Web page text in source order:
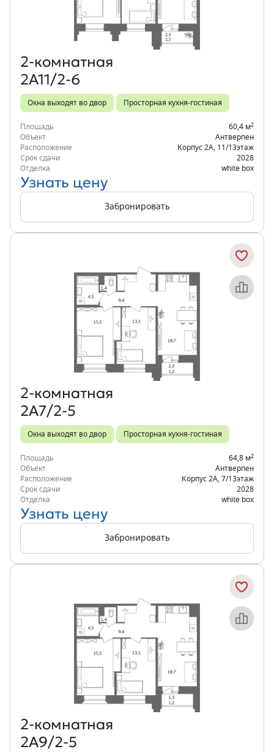
2‑комнатная
2А11/2-6
Окна выходят во двор Просторная кухня-гостиная
Площадь 60,4 м2
Объект
Антверпен
Расположение
Корпус 2А 11/13этаж
Срок сдачи
2028
Отделка
white box
Узнать цену
Забронировать
Объект месяца
2‑комнатная
2А7/2-5
Окна выходят во двор Просторная кухня-гостиная
Площадь 64,8 м2
Объект
Антверпен
Расположение
Корпус 2А 7/13этаж
Срок сдачи
2028
Отделка
white box
Узнать цену
Забронировать
Объект месяца
2‑комнатная
2А9/2-5